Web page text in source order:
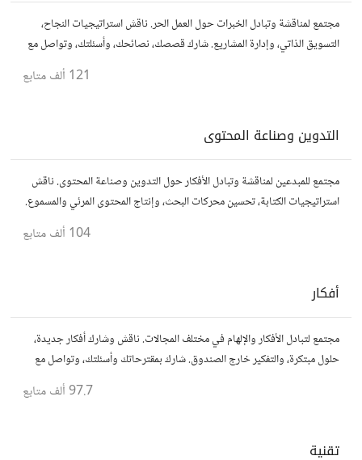
مجتمع لمناقشة وتبادل الخبرات حول العمل الحر. ناقش استراتيجيات النجاح،
التسويق الذاتي، وإدارة المشاريع. شارك قصصك، نصائحك، وأسئلتك، وتواصل مع
121 ألف متابع
التدوين وصناعة المحتوى
مجتمع للمبدعين لمناقشة وتبادل الأفكار حول التدوين وصناعة المحتوى. ناقش
استراتيجيات الكتابة، تحسين محركات البحث، وإنتاج المحتوى المرئي والمسموع.
104 ألف متابع
أفكار
مجتمع لتبادل الأفكار والإلهام في مختلف المجالات. ناقش وشارك أفكار جديدة،
حلول مبتكرة، والتفكير خارج الصندوق. شارك بمقترحاتك وأسئلتك، وتواصل مع
97.7 ألف متابع
تقنية